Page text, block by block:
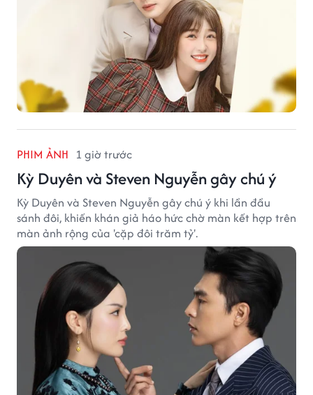
PHIM ẢNH 1 giờ trước
Kỳ Duyên và Steven Nguyễn gây chú ý
Kỳ Duyên và Steven Nguyễn gây chú ý khi lần đầu
sánh đôi, khiến khán giả háo hức chờ màn kết hợp trên
màn ảnh rộng của 'cặp đôi trăm tỷ'.